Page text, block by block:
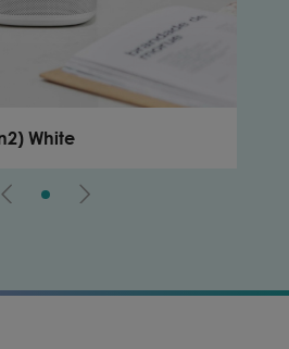
White